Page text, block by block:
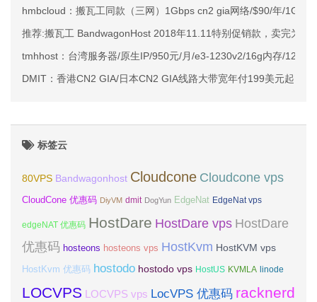
hmbcloud：搬瓦工同款（三网）1Gbps cn2 gia网络/$90/年/1G内
推荐:搬瓦工 BandwagonHost 2018年11.11特别促销款，卖完为止
tmhhost：台湾服务器/原生IP/950元/月/e3-1230v2/16g内存/
DMIT：香港CN2 GIA/日本CN2 GIA线路大带宽年付199美元起
标签云
80VPS Bandwagonhost Cloudcone Cloudcone vps
CloudCone 优惠码 DiyVM dmit DogYun EdgeNat EdgeNat vps
edgeNAT 优惠码 HostDare HostDare vps HostDare
优惠码 hosteons hosteons vps HostKvm HostKVM vps
HostKvm 优惠码 hostodo hostodo vps HostUS KVMLA linode
LOCVPS LOCVPS vps LocVPS 优惠码 racknerd